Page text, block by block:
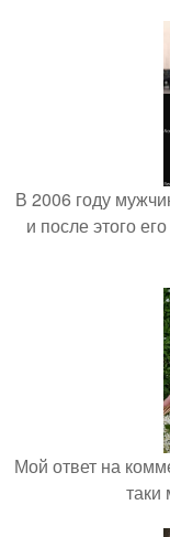
В 2006 году
и после этого
Мой ответ на